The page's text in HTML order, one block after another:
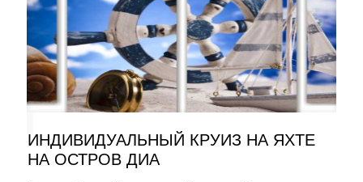
ИНДИВИДУАЛЬНЫЙ КРУИЗ НА ЯХТЕ
НА ОСТРОВ ДИА